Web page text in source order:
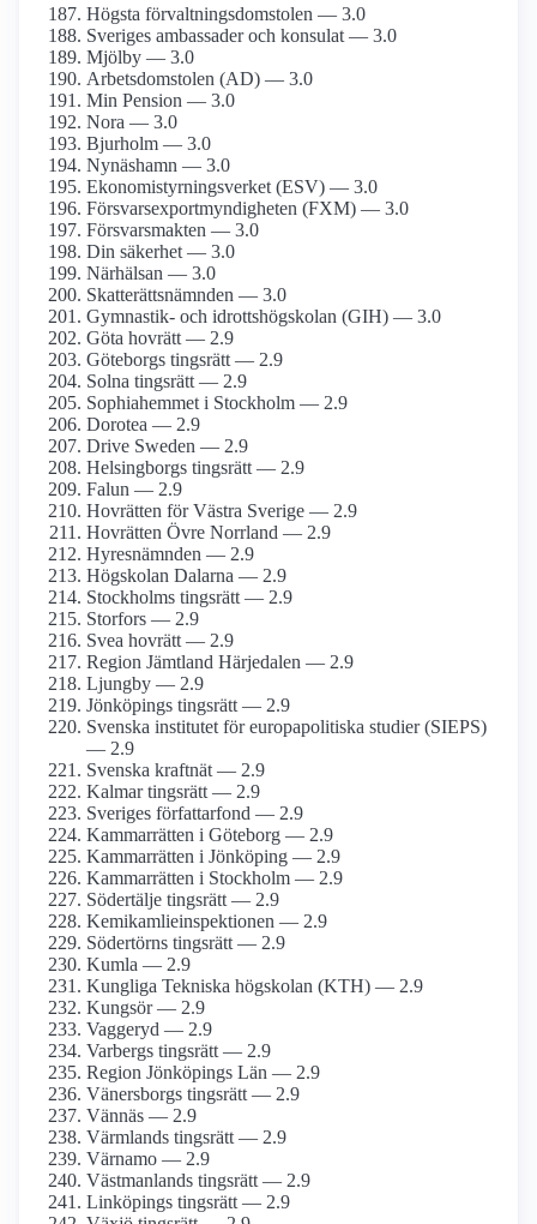
Högsta förvaltningsdomstolen — 3.0
Sveriges ambassader och konsulat — 3.0
Mjölby — 3.0
Arbetsdomstolen (AD) — 3.0
Min Pension — 3.0
Nora — 3.0
Bjurholm — 3.0
Nynäshamn — 3.0
Ekonomistyrningsverket (ESV) — 3.0
Försvarsexportmyndigheten (FXM) — 3.0
Försvarsmakten — 3.0
Din säkerhet — 3.0
Närhälsan — 3.0
Skatterättsnämnden — 3.0
Gymnastik- och idrottshögskolan (GIH) — 3.0
Göta hovrätt — 2.9
Göteborgs tingsrätt — 2.9
Solna tingsrätt — 2.9
Sophiahemmet i Stockholm — 2.9
Dorotea — 2.9
Drive Sweden — 2.9
Helsingborgs tingsrätt — 2.9
Falun — 2.9
Hovrätten för Västra Sverige — 2.9
Hovrätten Övre Norrland — 2.9
Hyresnämnden — 2.9
Högskolan Dalarna — 2.9
Stockholms tingsrätt — 2.9
Storfors — 2.9
Svea hovrätt — 2.9
Region Jämtland Härjedalen — 2.9
Ljungby — 2.9
Jönköpings tingsrätt — 2.9
Svenska institutet för europapolitiska studier (SIEPS)
— 2.9
Svenska kraftnät — 2.9
Kalmar tingsrätt — 2.9
Sveriges författarfond — 2.9
Kammarrätten i Göteborg — 2.9
Kammarrätten i Jönköping — 2.9
Kammarrätten i Stockholm — 2.9
Södertälje tingsrätt — 2.9
Kemikamlieinspektionen — 2.9
Södertörns tingsrätt — 2.9
Kumla — 2.9
Kungliga Tekniska högskolan (KTH) — 2.9
Kungsör — 2.9
Vaggeryd — 2.9
Varbergs tingsrätt — 2.9
Region Jönköpings Län — 2.9
Vänersborgs tingsrätt — 2.9
Vännäs — 2.9
Värmlands tingsrätt — 2.9
Värnamo — 2.9
Västmanlands tingsrätt — 2.9
Linköpings tingsrätt — 2.9